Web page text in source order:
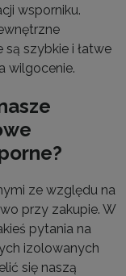
wsporniku.
szybkie i łatwe
wilgocenie.
ze względu na
przy zakupie. W
pytania na
izolowanych
się naszą